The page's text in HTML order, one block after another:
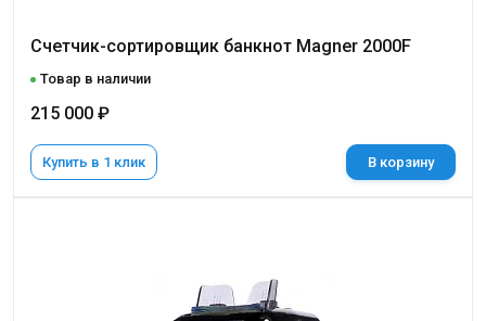
Счетчик-сортировщик банкнот Magner 2000F
Товар в наличии
215 000 ₽
Купить в 1 клик В корзину